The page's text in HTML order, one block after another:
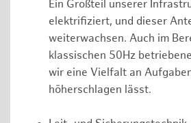
Ein Großteil unserer
elektrifiziert, und dieser
weiterwachsen. Auch im
klassischen 50Hz
wir eine Vielfalt an
höherschlagen lässt.